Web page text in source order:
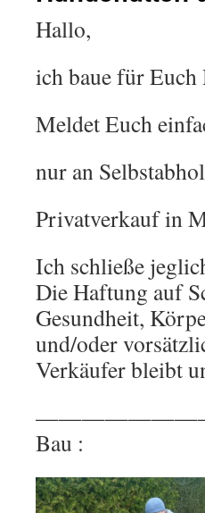
Hallo,
ich baue für Euch
Meldet Euch
nur an
Privatverkauf in
Ich schließe
Die Haftung auf
Gesundheit,
und/oder
Verkäufer bleibt
Bau :